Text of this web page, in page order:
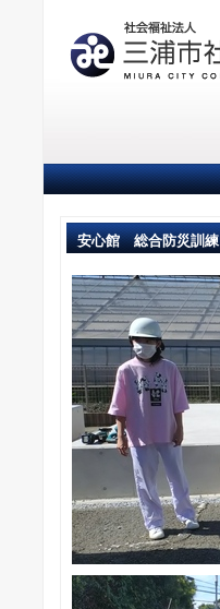
安心館 総合防災訓練